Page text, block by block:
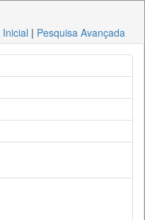
| Pesquisa Avançada